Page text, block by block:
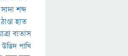
সাদাশব্দ
ঠাণ্ডাহাত
বাতাস
উদ্ভিদপাখি